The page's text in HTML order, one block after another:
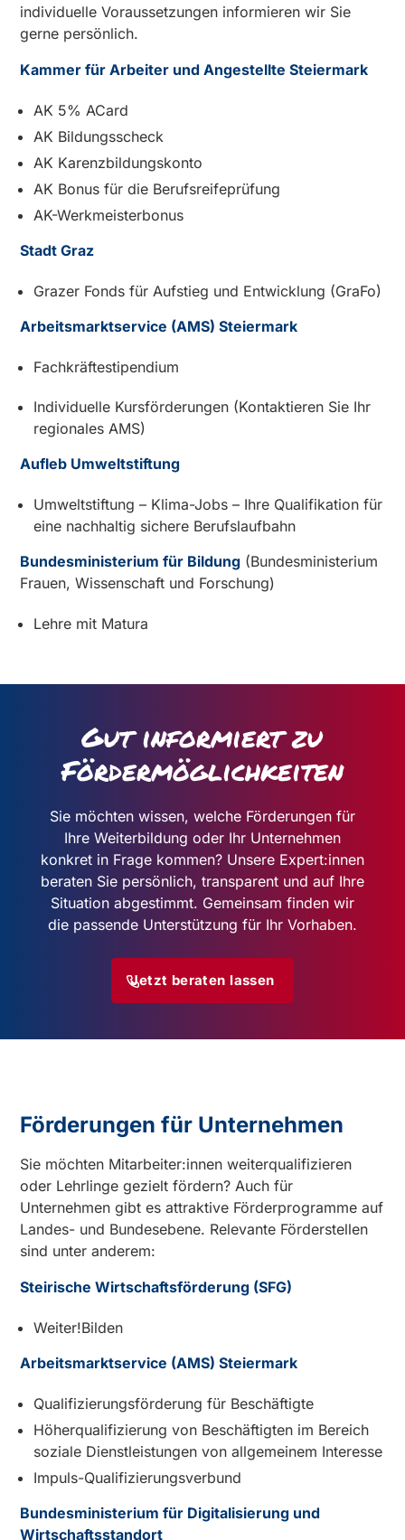
individuelle Voraussetzungen informieren wir Sie
gerne persönlich.
Kammer für Arbeiter und Angestellte Steiermark
AK 5% ACard
AK Bildungsscheck
AK Karenzbildungskonto
AK Bonus für die Berufsreifeprüfung
AK-Werkmeisterbonus
Stadt Graz
Grazer Fonds für Aufstieg und Entwicklung (GraFo)
Arbeitsmarktservice (AMS) Steiermark
Fachkräftestipendium
Individuelle Kursförderungen (Kontaktieren Sie Ihr
regionales AMS)
Aufleb Umweltstiftung
Umweltstiftung – Klima-Jobs – Ihre Qualifikation für
eine nachhaltig sichere Berufslaufbahn
Bundesministerium für Bildung (Bundesministerium
Frauen, Wissenschaft und Forschung)
Lehre mit Matura
Gut informiert zu
Fördermöglichkeiten
Sie möchten wissen, welche Förderungen für
Ihre Weiterbildung oder Ihr Unternehmen
konkret in Frage kommen?Unsere Expert:innen
beraten Sie persönlich, transparent und auf Ihre
Situation abgestimmt. Gemeinsam finden wir
die passende Unterstützung für Ihr Vorhaben.
Jetzt beraten lassen
Förderungen für Unternehmen
Sie möchten Mitarbeiter:innen weiterqualifizieren
oder Lehrlinge gezielt fördern? Auch für
Unternehmen gibt es attraktive Förderprogramme auf
Landes- und Bundesebene. Relevante Förderstellen
sind unter anderem:
Steirische Wirtschaftsförderung (SFG)
Weiter!Bilden
Arbeitsmarktservice (AMS) Steiermark
Qualifizierungsförderung für Beschäftigte
Höherqualifizierung von Beschäftigten im Bereich
soziale Dienstleistungen von allgemeinem Interesse
Impuls-Qualifizierungsverbund
Bundesministerium für Digitalisierung und
Wirtschaftsstandort